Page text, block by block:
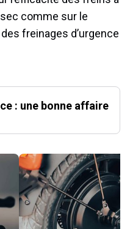
comme sur le
freinages d’urgence
: une bonne affaire